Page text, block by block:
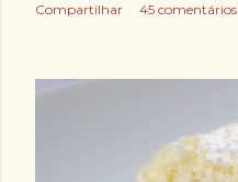
Compartilhar 45 comentários